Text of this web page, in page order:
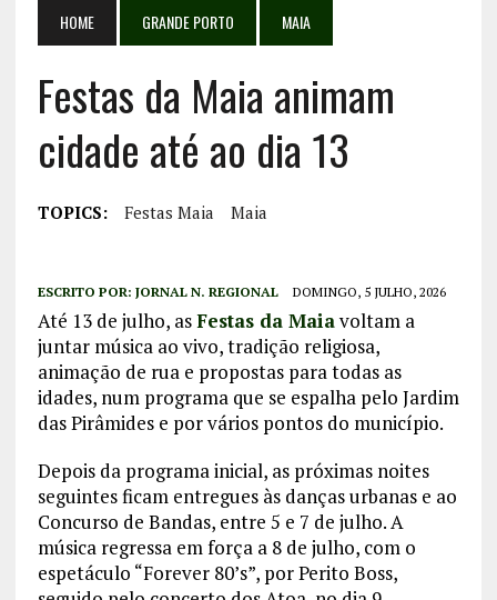
HOME GRANDE PORTO MAIA
Festas da Maia animam
cidade até ao dia 13
TOPICS: Festas Maia Maia
ESCRITO POR: JORNAL N. REGIONAL DOMINGO, 5 JULHO, 2026
Até 13 de julho, asFestas da Maiavoltam a
juntar música ao vivo, tradição religiosa,
animação de rua e propostas para todas as
idades, num programa que se espalha pelo Jardim
das Pirâmides e por vários pontos do município.
Depois da programa inicial, as próximas noites
seguintes ficam entregues às danças urbanas e ao
Concurso de Bandas, entre 5 e 7 de julho. A
música regressa em força a 8 de julho, com o
espetáculo “Forever 80’s”, por Perito Boss,